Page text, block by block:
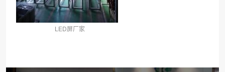
LED屏厂家